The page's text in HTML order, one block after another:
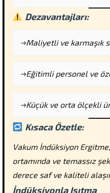
Dezavantajları:
Maliyetli ve karmaşık
Eğitimli personel ve
Küçük ve orta ölçekli
Kısaca Özetle:
Vakum İndüksiyon
ortamında ve temassız
derece saf ve kaliteli
İndüksiyonla Isıtma